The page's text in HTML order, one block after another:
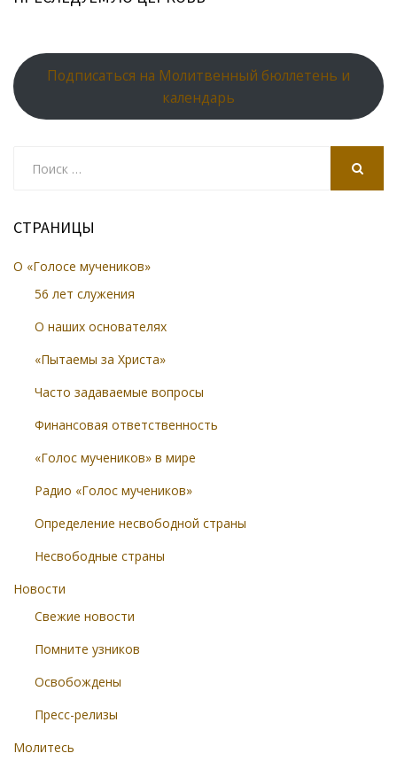
Подписаться на Молитвенный бюллетень и
календарь
СТРАНИЦЫ
О «Голосе мучеников»
56 лет служения
О наших основателях
«Пытаемы за Христа»
Часто задаваемые вопросы
Финансовая ответственность
«Голос мучеников» в мире
Радио «Голос мучеников»
Определение несвободной страны
Несвободные страны
Новости
Свежие новости
Помните узников
Освобождены
Пресс-релизы
Молитесь